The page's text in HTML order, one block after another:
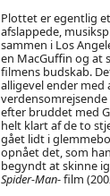
Plottet er egentlig
afslappede,
sammen i Los
en MacGuffin og at
filmens budskab.
alligevel ender med
efter bruddet med
helt klart af de to
gået lidt i
opnået det, som
begyndt at skinne
Spider-Man- film